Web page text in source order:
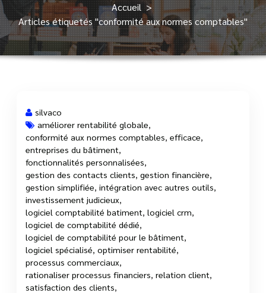
Accueil>
Articles étiquetés "conformité aux normes comptables"
3 Juil, 2025
silvaco
améliorer rentabilité globale
conformité aux normes comptables efficace
entreprises du bâtiment
fonctionnalités personnalisées
gestion des contacts clients gestion financière
gestion simplifiée intégration avec autres outils
investissement judicieux
logiciel comptabilité batiment logiciel crm
logiciel de comptabilité dédié
logiciel de comptabilité pour le bâtiment
logiciel spécialisé optimiser rentabilité
processus commerciaux
rationaliser processus financiers relation client
satisfaction des clients